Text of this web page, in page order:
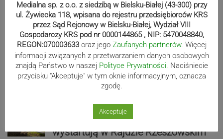
Sport
Mistrzowie świata z MCK Żywiec!
ZDJĘCIA
Bracia Szejowie ruszają po kolejne
punkty. Liderzy mistrzostw
wystartują w Rajdzie Rzeszowskim
Medialna sp. z o.o. z siedzibą w Bielsku-Białej (43-300) przy
ul. Żywiecka 118, wpisana do rejestru przedsiębiorców KRS
przez Sąd Rejonowy w Bielsku-Białej, Wydział VIII
Gospodarczy KRS pod nr 0000144865 , NIP: 5470048840,
REGON:070003633 oraz jego Zaufanych partnerów. Więcej
informacji związanych z przetwarzaniem danych osobowych
znajdą Państwo w naszej Polityce Prywatności. Naciśniecie
przycisku "Akceptuje" w tym oknie informacyjnym, oznacza
zgodę.
Akceptuje